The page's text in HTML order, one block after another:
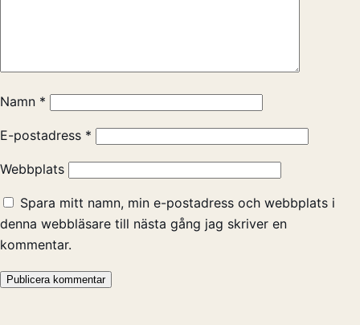
Namn *
E-postadress *
Webbplats
Spara mitt namn, min e-postadress och webbplats i
denna webbläsare till nästa gång jag skriver en
kommentar.